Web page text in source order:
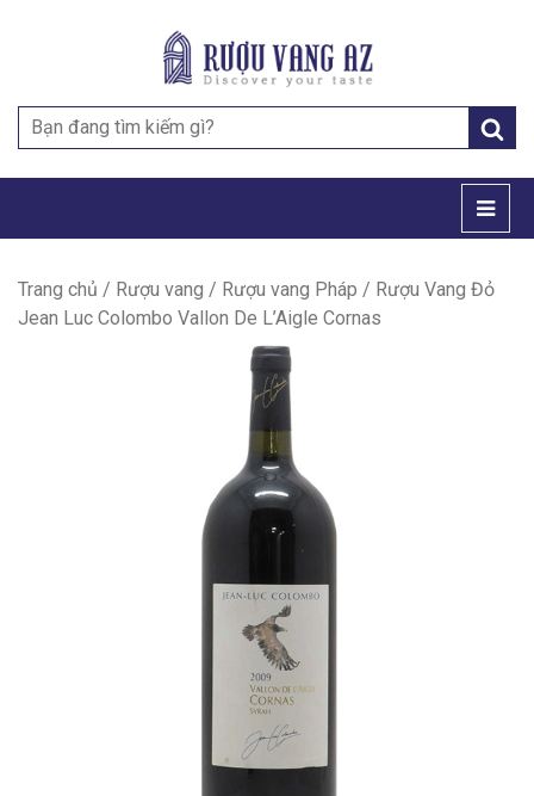
Search
for:
Trang chủ / Rượu vang / Rượu vang Pháp / Rượu Vang Đỏ
Jean Luc Colombo Vallon De L’Aigle Cornas